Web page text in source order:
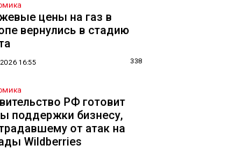
цены на газ в
вернулись в стадию
16:55 338
РФ готовит
поддержки бизнесу,
от атак на
Wildberries